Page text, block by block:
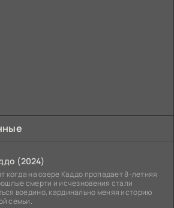
(2024)
когда на озере Каддо пропадает 8-летняя
смерти и исчезновения стали
воедино, кардинально меняя историю
семьи.